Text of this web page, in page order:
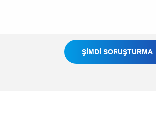
ŞIMDI SORUŞTURMA